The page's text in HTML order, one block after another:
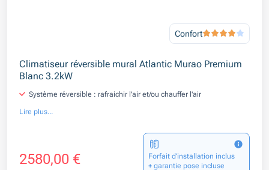
Confort
Climatiseur réversible mural Atlantic Murao Premium
Blanc 3.2kW
Système réversible : rafraichir l'air et/ou chauffer l'air
Lire plus...
2580,00 €
Forfait d’installation inclus
+ garantie pose incluse